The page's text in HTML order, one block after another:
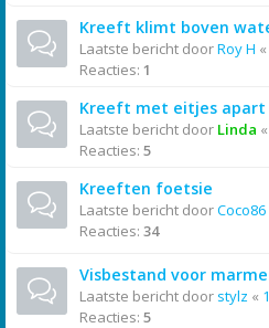
Kreeft klimt boven
Laatste bericht doorRoy H «
Reacties: 1
Kreeft met eitjes
Laatste bericht door Linda «
Reacties: 5
Kreeften foetsie
Laatste bericht doorCoco86
Reacties: 34
Visbestand voor
Laatste bericht door stylz «
Reacties: 5